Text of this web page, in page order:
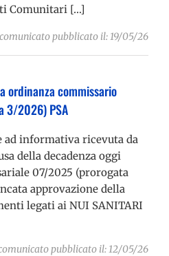
Comunitari […]
comunicato pubblicato il: 19/05/26
ordinanza commissario
3/2026) PSA
ad informativa ricevuta da
della decadenza oggi
07/2025 (prorogata
approvazione della
legati ai NUI SANITARI
pubblicato il: 12/05/26